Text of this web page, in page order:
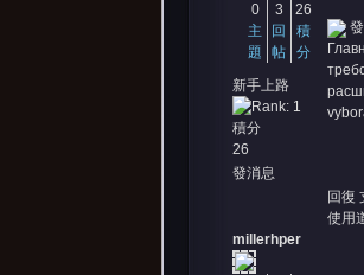
0
主
題
3
回
帖
26
積
分
新手上路
積分
26
發消息
回復
使用
millerhper